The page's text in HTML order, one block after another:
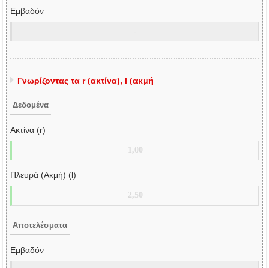
Εμβαδόν
Γνωρίζοντας τα r (ακτίνα), l (ακμή
Δεδομένα
Ακτίνα (r)
Πλευρά (Ακμή) (l)
Αποτελέσματα
Εμβαδόν